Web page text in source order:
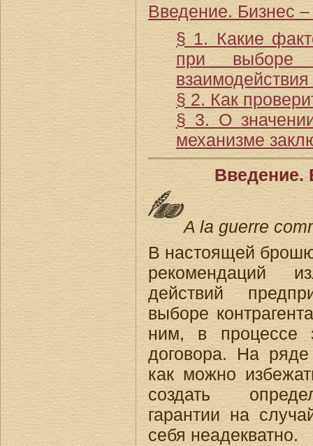
Введение. Бизнес –
§ 1. Какие
при выборе
§ 2. Как
§ 3. О
механизме
Введение.
A la guerre
В настоящей
рекомендаций
действий
выборе
ним, в процессе
договора. На
как можно
создать
гарантии на
себя неадекватно.